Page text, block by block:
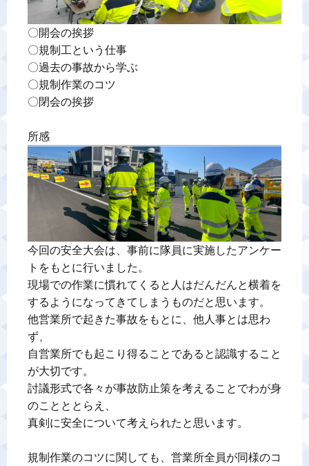
カスタマーハラスメントに対する基本方針
プライバシーポリシー
〇開会の挨拶
〇規制工という仕事
〇過去の事故から学ぶ
〇規制作業のコツ
〇閉会の挨拶
所感
今回の安全大会は、事前に隊員に実施したアンケー
トをもとに行いました。
現場での作業に慣れてくると人はだんだんと横着を
するようになってきてしまうものだと思います。
他営業所で起きた事故をもとに、他人事とは思わ
ず、
自営業所でも起こり得ることであると認識すること
が大切です。
討議形式で各々が事故防止策を考えることでわが身
のことととらえ、
真剣に安全について考えられたと思います。
規制作業のコツに関しても、営業所全員が同様のコ